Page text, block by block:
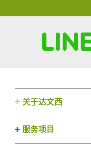
关于达文西
服务项目